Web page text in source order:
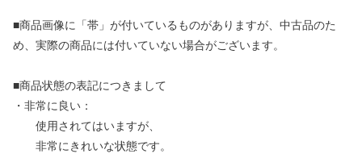
■商品画像に「帯」が付いているものがありますが、中古品のた
め、実際の商品には付いていない場合がございます。
■商品状態の表記につきまして
・非常に良い：
使用されてはいますが、
非常にきれいな状態です。